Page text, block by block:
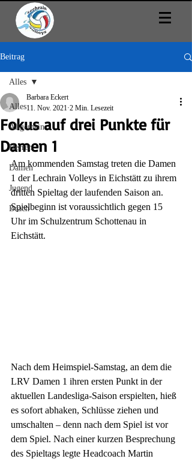
Beitrag
Alles
Allgemein
Herren
Damen
Jugend
Beach
Alles
Fokus auf drei Punkte für
Damen 1
Barbara Eckert
11. Nov. 2021 2 Min. Lesezeit
Am kommenden Samstag treten die Damen
1 der Lechrain Volleys in Eichstätt zu ihrem
dritten Spieltag der laufenden Saison an.
Spielbeginn ist voraussichtlich gegen 15
Uhr im Schulzentrum Schottenau in
Eichstätt.
Nach dem Heimspiel-Samstag, an dem die
LRV Damen 1 ihren ersten Punkt in der
aktuellen Landesliga-Saison erspielten, hieß
es sofort abhaken, Schlüsse ziehen und
umschalten – denn nach dem Spiel ist vor
dem Spiel. Nach einer kurzen Besprechung
des Spieltags legte Headcoach Martin